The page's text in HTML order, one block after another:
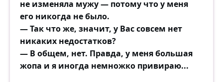
не изменяла мужу — потому что у меня
его никогда не было.
— Так что же, значит, у Вас совсем нет
никаких недостатков?
— В общем, нет. Правда, у меня большая
жопа и я иногда немножко привираю...